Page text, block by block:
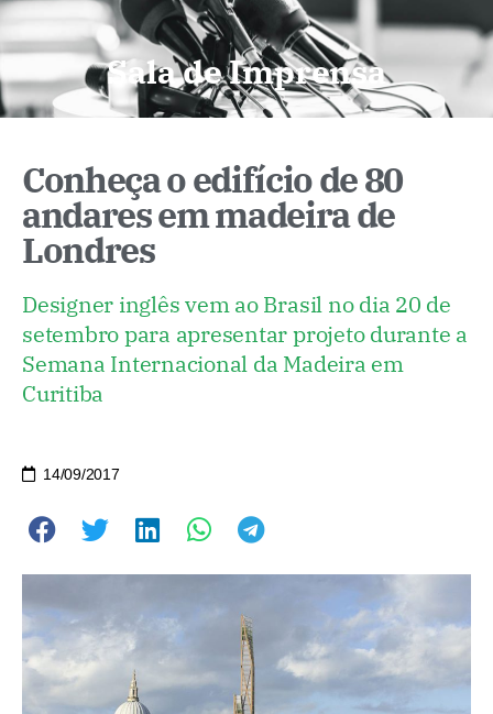
Sala de Imprensa
Conheça o edifício de 80
andares em madeira de
Londres
Designer inglês vem ao Brasil no dia 20 de
setembro para apresentar projeto durante a
Semana Internacional da Madeira em
Curitiba
14/09/2017